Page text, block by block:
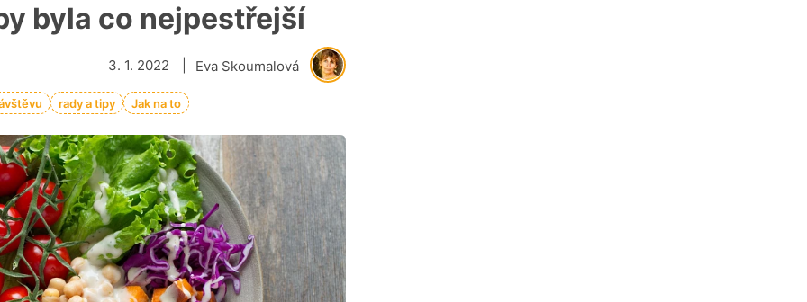
byla co nejpestřejší
Eva Skoumalová
3. 1. 2022
rady a tipy Jak na to